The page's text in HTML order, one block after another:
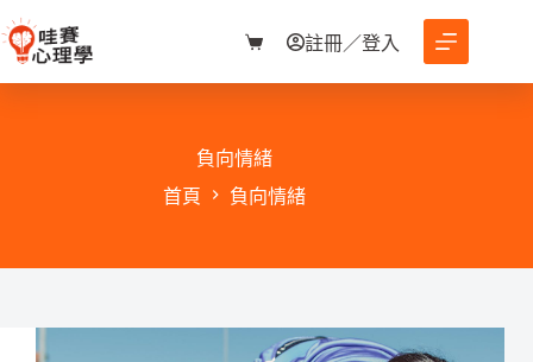
至
購
物
註冊／登入
負向情緒
首頁
負向情緒